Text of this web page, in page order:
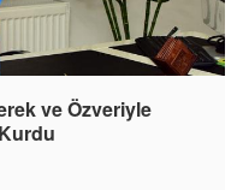
ve Özveriyle